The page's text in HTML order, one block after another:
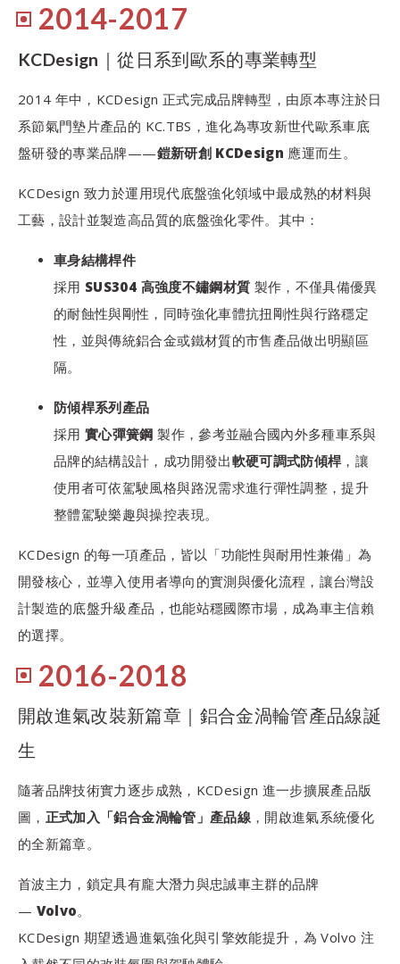
2014-2017
KCDesign｜從日系到歐系的專業轉型
2014 年中，KCDesign 正式完成品牌轉型，由原本專注於日
系節氣門墊片產品的 KC.TBS，進化為專攻新世代歐系車底
盤研發的專業品牌——鎧新研創 KCDesign 應運而生。
KCDesign 致力於運用現代底盤強化領域中最成熟的材料與
工藝，設計並製造高品質的底盤強化零件。其中：
車身結構桿件
採用 SUS304 高強度不鏽鋼材質 製作，不僅具備優異
的耐蝕性與剛性，同時強化車體抗扭剛性與行路穩定
性，並與傳統鋁合金或鐵材質的市售產品做出明顯區
隔。
防傾桿系列產品
採用實心彈簧鋼 製作，參考並融合國內外多種車系與
品牌的結構設計，成功開發出軟硬可調式防傾桿，讓
使用者可依駕駛風格與路況需求進行彈性調整，提升
整體駕駛樂趣與操控表現。
KCDesign 的每一項產品，皆以「功能性與耐用性兼備」為
開發核心，並導入使用者導向的實測與優化流程，讓台灣設
計製造的底盤升級產品，也能站穩國際市場，成為車主信賴
的選擇。
2016-2018
開啟進氣改裝新篇章｜鋁合金渦輪管產品線誕
生
隨著品牌技術實力逐步成熟，KCDesign 進一步擴展產品版
圖， 正式加入「鋁合金渦輪管」產品線，開啟進氣系統優化
的全新篇章。
首波主力，鎖定具有龐大潛力與忠誠車主群的品牌
— Volvo。
KCDesign 期望透過進氣強化與引擎效能提升，為 Volvo 注